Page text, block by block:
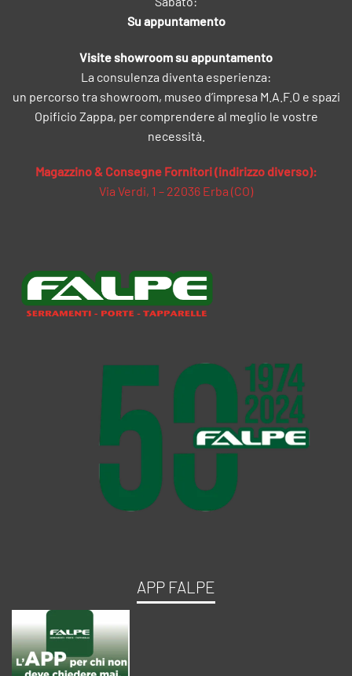
Su appuntamento
Visite showroom su appuntamento
La consulenza diventa esperienza:
un percorso tra showroom, museo d’impresa M.A.F.O e spazi
Opificio Zappa, per comprendere al meglio le vostre
necessità.
Magazzino & Consegne Fornitori (indirizzo diverso):
Via Verdi, 1 – 22036 Erba (CO)
APP FALPE